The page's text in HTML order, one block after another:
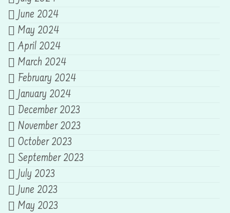
June 2024
May 2024
April 2024
March 2024
February 2024
January 2024
December 2023
November 2023
October 2023
September 2023
July 2023
June 2023
May 2023